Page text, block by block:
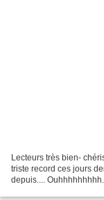
Lecteurs très bien-
triste record ces jours
depuis....